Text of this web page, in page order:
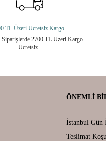
TL Üzeri Ücretsiz Kargo
Siparişlerde 2700 TL Üzeri Kargo
Ücretsiz
ÖNEMLI
İstanbul Gün
Teslimat